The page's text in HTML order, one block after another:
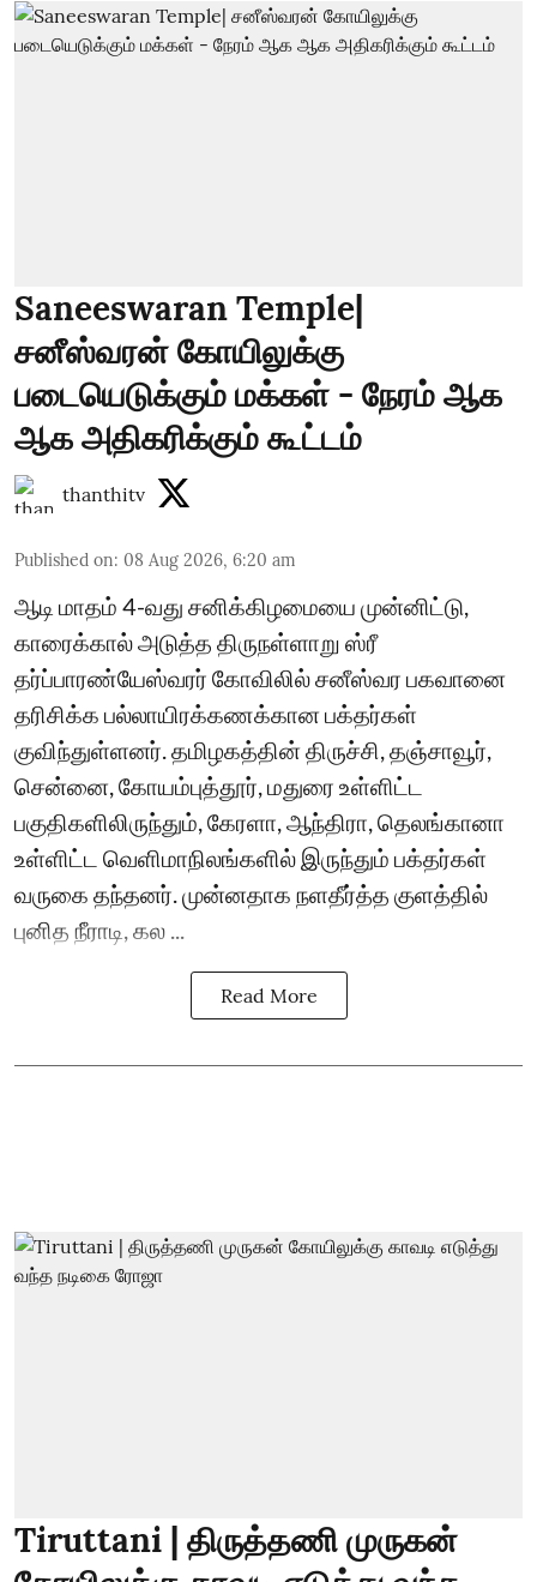
Saneeswaran Temple|
சனீஸ்வரன் கோயிலுக்கு
படையெடுக்கும் மக்கள் - நேரம் ஆக
ஆக அதிகரிக்கும் கூட்டம்
thanthitv
Published on: 08 Aug 2026, 6:20 am
ஆடி மாதம் 4-வது சனிக்கிழமையை முன்னிட்டு,
காரைக்கால் அடுத்த திருநள்ளாறு ஸ்ரீ
தர்ப்பாரண்யேஸ்வரர் கோவிலில் சனீஸ்வர பகவானை
தரிசிக்க பல்லாயிரக்கணக்கான பக்தர்கள்
குவிந்துள்ளனர். தமிழகத்தின் திருச்சி, தஞ்சாவூர்,
சென்னை, கோயம்புத்தூர், மதுரை உள்ளிட்ட
பகுதிகளிலிருந்தும், கேரளா, ஆந்திரா, தெலங்கானா
உள்ளிட்ட வெளிமாநிலங்களில் இருந்தும் பக்தர்கள்
வருகை தந்தனர். முன்னதாக நளதீர்த்த குளத்தில்
புனித நீராடி, கல ...
Read More
Tiruttani | திருத்தணி முருகன்